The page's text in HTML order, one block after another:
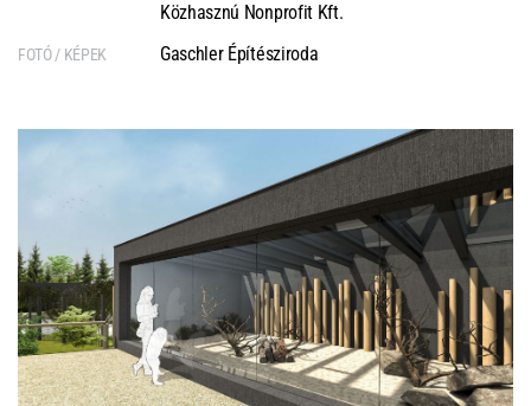
Közhasznú Nonprofit Kft.
FOTÓ / KÉPEK Gaschler Építésziroda